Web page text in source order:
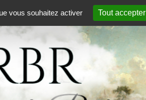
vous souhaitez activer
Tout accepter